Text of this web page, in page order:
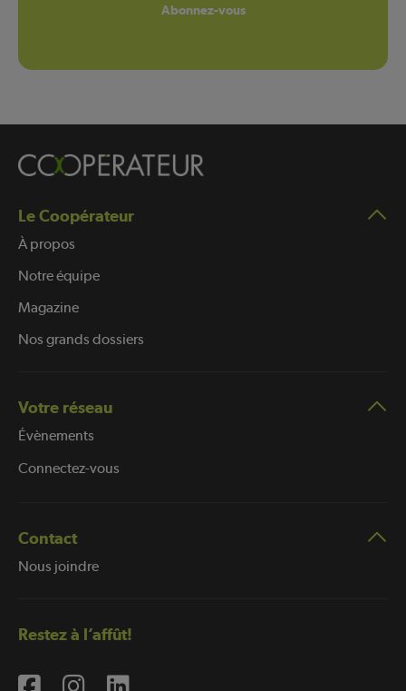
Abonnez-vous
Le Coopérateur
À propos
Notre équipe
Magazine
Nos grands dossiers
Votre réseau
Évènements
Connectez-vous
Contact
Nous joindre
Restez à l’affût!